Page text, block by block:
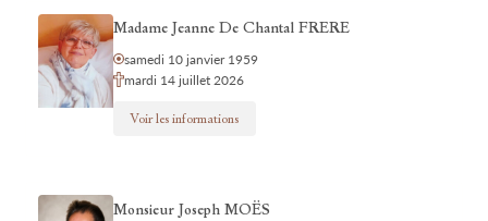
Madame Jeanne De Chantal FRERE
samedi 10 janvier 1959
mardi 14 juillet 2026
Voir les informations
Monsieur Joseph MOËS